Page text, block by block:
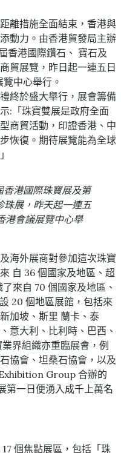
離措施全面結束，香港與
動力。由香港貿發局主辦
香港國際鑽石、 寶石及
貿展覽，昨日起一連五日
中心舉行。
終於盛大舉行，展會籌備
:「珠寶雙展是政府全面
商貿活動，印證香港、中
恢復。期待展覽能為全球
港國際珠寶展及第
珠展，昨天起一連五
港會議展覽中心舉
海外展商對參加這次珠寶
自 36 個國家及地區、超
來自 70 個國家及地區、
20 個地區展館，包括來
加坡、斯里 蘭卡、泰
意大利、比利時、巴西、
界組織亦重臨展會，例
協會、坦桑石協會，以及
Group 合辦的
第一日便湧入成千上萬名
個焦點展區，包括「珠